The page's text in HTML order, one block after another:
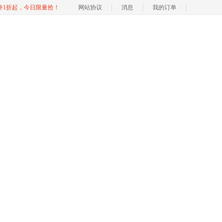
1折起，今日限量抢！ 网站协议 消息 我的订单